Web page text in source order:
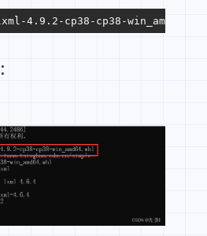
4.9.2-cp38-cp38-